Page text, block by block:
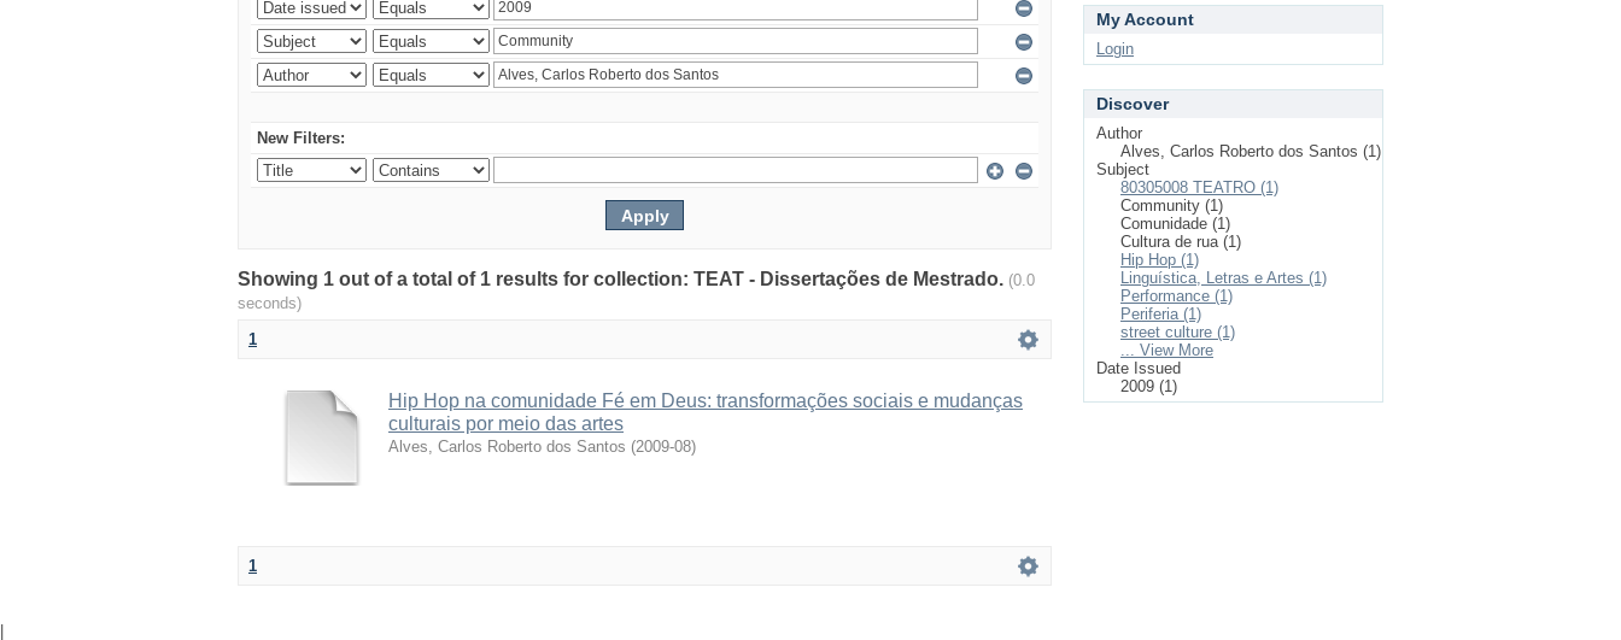
New Filters:
Showing 1 out of a total of 1 results for collection: TEAT - Dissertações de Mestrado. (0.0
seconds)
1
Hip Hop na comunidade Fé em Deus: transformações sociais e mudanças
culturais por meio das artes
Alves, Carlos Roberto dos Santos (2009-08)
1
My Account
Login
Discover
Author
Alves, Carlos Roberto dos Santos (1)
Subject
80305008 TEATRO (1)
Community (1)
Comunidade (1)
Cultura de rua (1)
Hip Hop (1)
Linguística, Letras e Artes (1)
Performance (1)
Periferia (1)
street culture (1)
... View More
Date Issued
2009 (1)